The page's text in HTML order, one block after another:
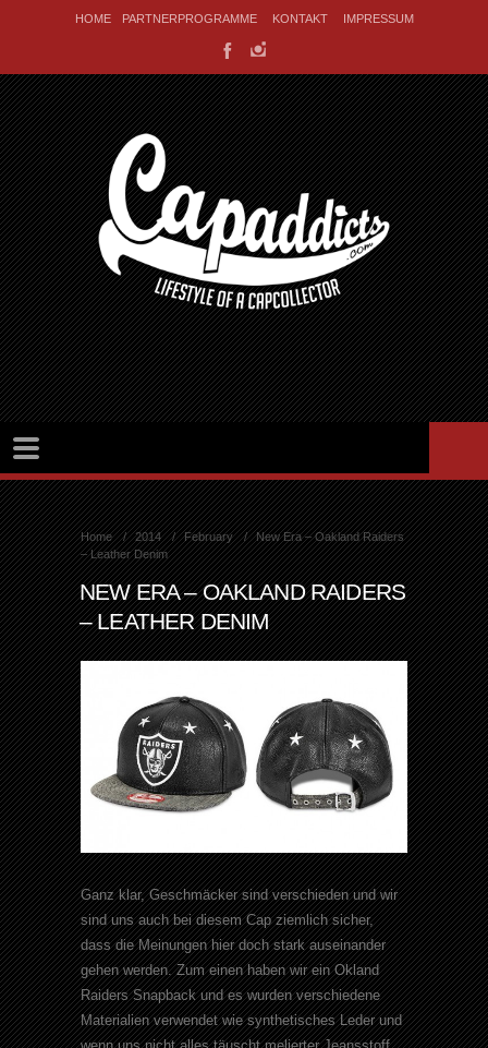
HOME PARTNERPROGRAMME KONTAKT IMPRESSUM
Home 2014 February
New Era – Oakland Raiders
– Leather Denim
NEW ERA – OAKLAND RAIDERS
– LEATHER DENIM
Ganz klar, Geschmäcker sind verschieden und wir
sind uns auch bei diesem Cap ziemlich sicher,
dass die Meinungen hier doch stark auseinander
gehen werden. Zum einen haben wir ein Okland
Raiders Snapback und es wurden verschiedene
Materialien verwendet wie synthetisches Leder und